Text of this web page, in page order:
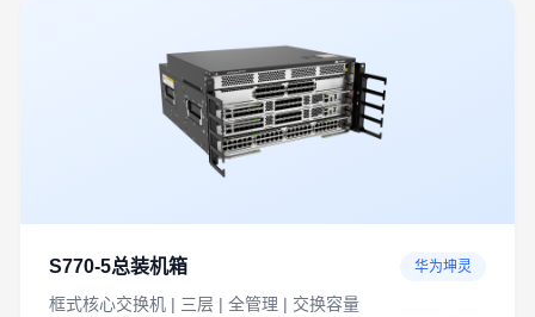
S770-5总装机箱 华为坤灵
框式核心交换机 | 三层 | 全管理 | 交换容量